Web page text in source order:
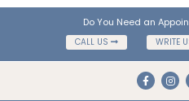
Do You Need an
CALL US WRITE